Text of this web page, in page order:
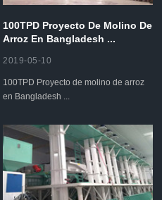
100TPD Proyecto De Molino De
Arroz En Bangladesh ...
2019-05-10
100TPD Proyecto de molino de arroz
en Bangladesh ...